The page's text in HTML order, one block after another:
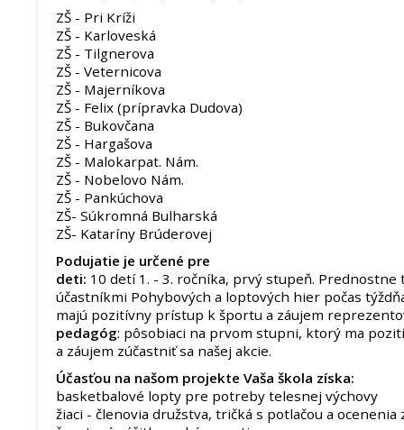
ZŠ - Pri Kríži
ZŠ - Karloveská
ZŠ - Tilgnerova
ZŠ - Veternicova
ZŠ - Majerníkova
ZŠ - Felix (prípravka Dudova)
ZŠ - Bukovčana
ZŠ - Hargašova
ZŠ - Malokarpat. Nám.
ZŠ - Nobelovo Nám.
ZŠ - Pankúchova
ZŠ- Súkromná Bulharská
ZŠ- Kataríny Brúderovej
Podujatie je určené pre
deti: 10 detí 1. - 3. ročníka, prvý stupeň.
účastníkmi Pohybových a loptových hier počas
majú pozitívny prístup k športu a záujem
pedagóg: pôsobiaci na prvom stupni, ktorý ma
a záujem zúčastniť sa našej akcie.
Účasťou na našom projekte Vaša škola získa:
basketbalové lopty pre potreby telesnej výchovy
žiaci - členovia družstva, tričká s potlačou a